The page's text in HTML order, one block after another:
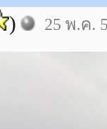
) 25 พ.ค.